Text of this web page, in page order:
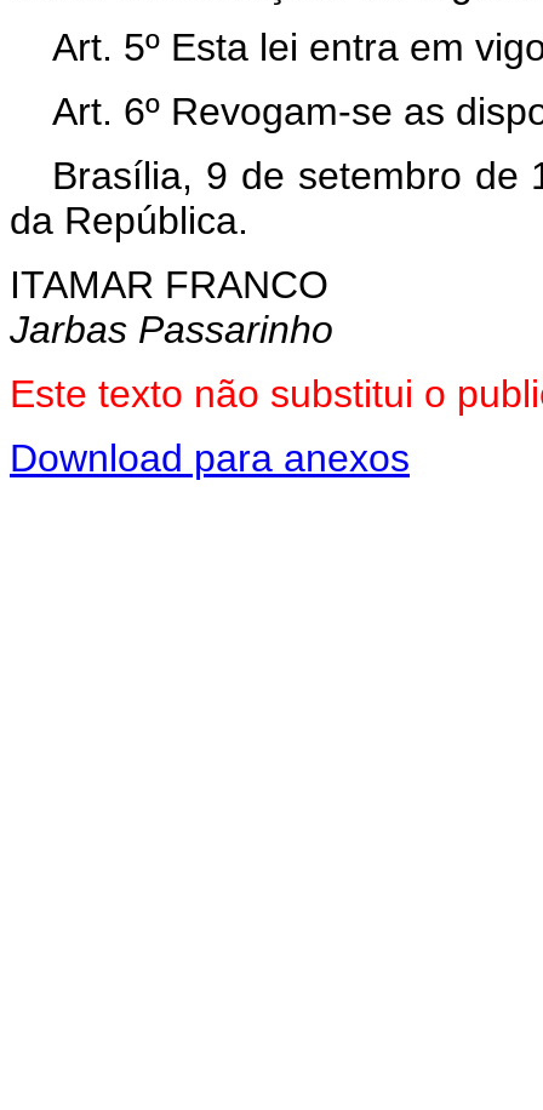
Art. 5º Esta lei entra em
Art. 6º Revogam-se as
Brasília, 9 de setembro de
da República.
ITAMAR FRANCO
Jarbas Passarinho
Este texto não substitui o
Download para anexos